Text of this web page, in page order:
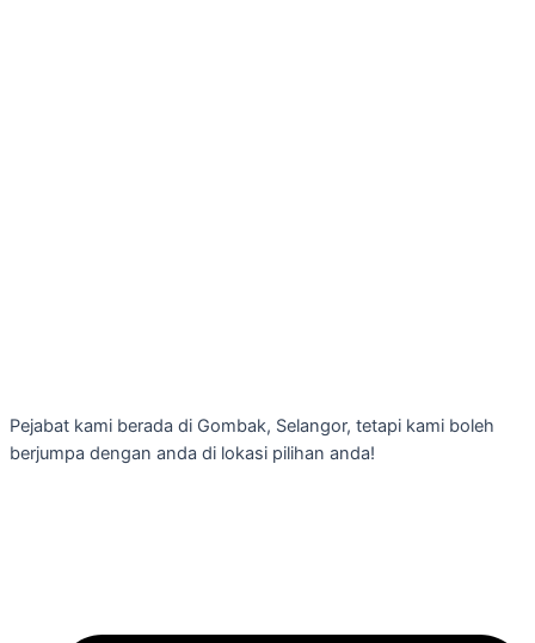
Pejabat kami berada di Gombak, Selangor, tetapi kami boleh
berjumpa dengan anda di lokasi pilihan anda!